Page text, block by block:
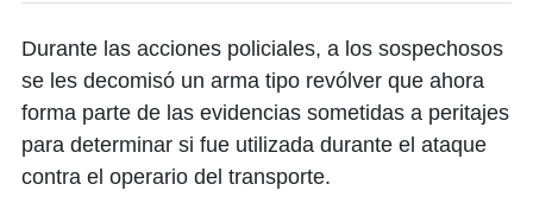
Durante las acciones policiales, a los sospechosos
se les decomisó un arma tipo revólver que ahora
forma parte de las evidencias sometidas a peritajes
para determinar si fue utilizada durante el ataque
contra el operario del transporte.